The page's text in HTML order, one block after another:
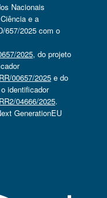
Nacionais
e a
657/2025 com o
2025, do projeto
00657/2025e do
identificador
04666/2025.
GenerationEU